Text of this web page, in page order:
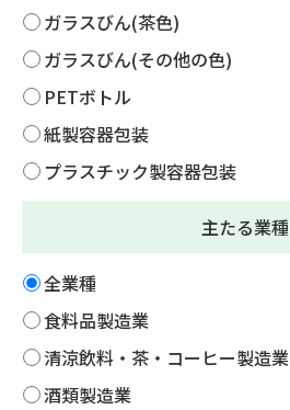
ガラスびん(茶色)
ガラスびん(その他の色)
PETボトル
紙製容器包装
プラスチック製容器包装
主たる業種
全業種
食料品製造業
清涼飲料・茶・コーヒー製造業
酒類製造業